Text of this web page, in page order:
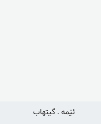
ئێمە . گیتهاب